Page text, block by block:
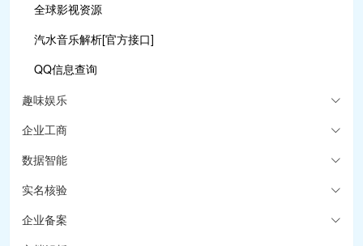
全球影视资源
汽水音乐解析[官方接口]
QQ信息查询
趣味娱乐
企业工商
数据智能
实名核验
企业备案